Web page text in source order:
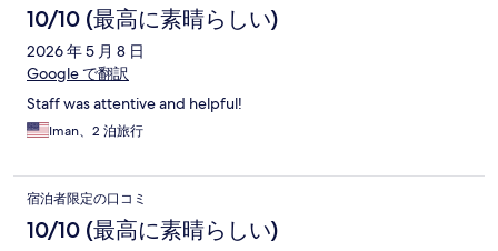
10/10 (最高に素晴らしい)
2026 年 5 月 8 日
Google で翻訳
Staff was attentive and helpful!
Iman、2 泊旅行
宿泊者限定の口コミ
10/10 (最高に素晴らしい)